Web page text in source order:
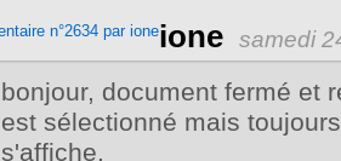
ione samedi
bonjour, document fermé et
est sélectionné mais
s'affiche.